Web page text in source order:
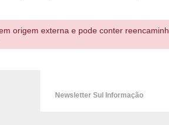
origem externa e pode conter
Newsletter Sul Informação